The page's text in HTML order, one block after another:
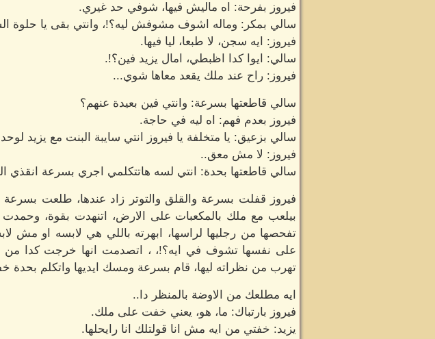
فيروز بفرحة: اه ماليش فيها، شوفي حد غيري.
سالي بمكر: وماله اشوف مشوفش ليه؟!، وانتي بقى يا حلوة
فيروز: ايه سجن، لا طبعا، ليا فيها.
سالي: ايوا كدا اظبطي، امال يزيد فين؟!.
فيروز: راح عند ملك يقعد معاها شوي...
سالي قاطعتها بسرعة: وانتي فين بعيدة عنهم؟
فيروز بعدم فهم: اه ليه في حاجة.
سالي بزعيق: يا متخلفة يا فيروز انتي سايبة البنت مع يزيد
فيروز: لا مش معق..
سالي قاطعتها بحدة: انتي لسه هاتتكلمي اجري بسرعة انقذي
فيروز قفلت بسرعة والقلق والتوتر زاد عندها، طلعت
بيلعب مع ملك بالمكعبات على الارض، اتنهدت بقوة، وحمدت
تفحصها من رجليها لراسها، ابهرته باللي هي لابسه او مش
على نفسها تشوف في ايه؟!، ، اتصدمت انها خرجت كدا من
تهرب من نظراته ليها، قام بسرعة ومسك ايديها واتكلم بحدة
ايه مطلعك من الاوضة بالمنظر دا..
فيروز بارتباك: ما، هو، يعني خفت على ملك.
يزيد: خفتي من ايه مش انا قولتلك انا رايحلها.